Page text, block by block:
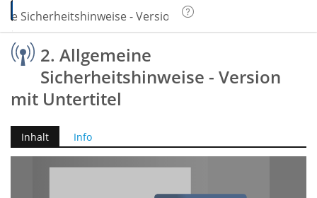
Sicherheitshinweise - Version mit Untertitel
2. Allgemeine
Sicherheitshinweise - Version
mit Untertitel
Inhalt
Info